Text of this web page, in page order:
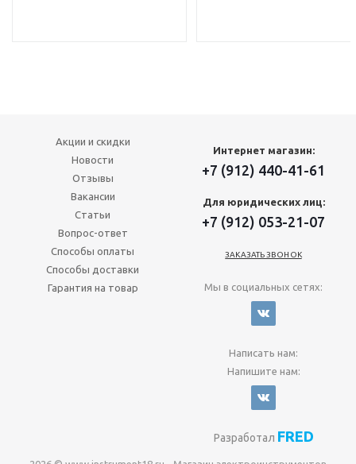
Акции и скидки
Новости
Отзывы
Вакансии
Статьи
Вопрос-ответ
Способы оплаты
Способы доставки
Гарантия на товар
Интернет магазин:
+7 (912) 440-41-61
Для юридических лиц:
+7 (912) 053-21-07
ЗАКАЗАТЬ ЗВОНОК
Мы в социальных сетях:
Написать нам:
Напишите нам:
Разработал FRED